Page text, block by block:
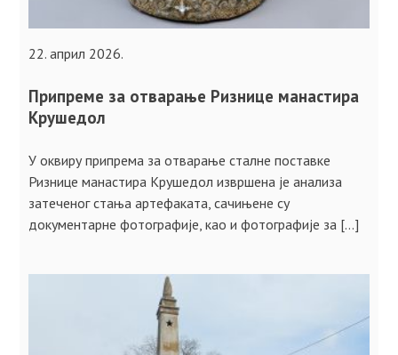
22. април 2026.
Припреме за отварање Ризнице манастира
Крушедол
У оквиру припрема за отварање сталне поставке
Ризнице манастира Крушедол извршена је анализа
затеченог стања артефаката, сачињене су
документарне фотографије, као и фотографије за […]